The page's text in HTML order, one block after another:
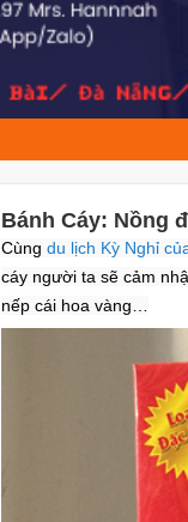
Bánh Cáy: Nồng
Cùng du lịch Kỳ Nghỉ
cáy người ta sẽ cảm
nếp cái hoa vàng…